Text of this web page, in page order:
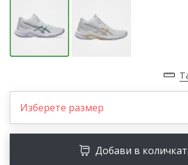
1 мин. четене
програма
Имате
ли
уебсайт,
Изберете размер
Добави в